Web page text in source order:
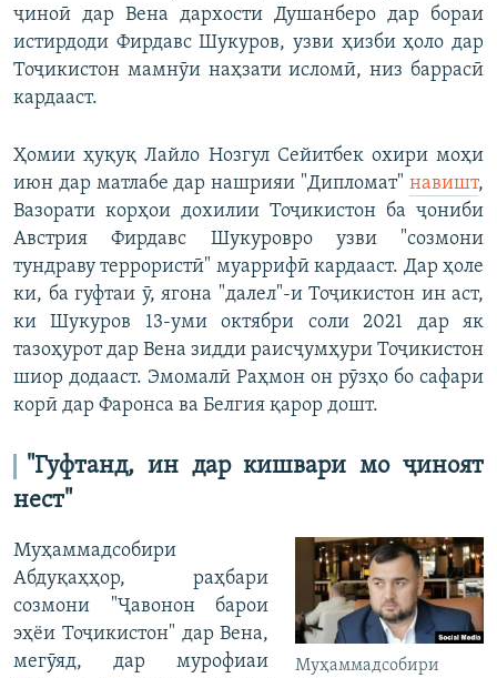
ҷиноӣ дар Вена дархости Душанберо дар бораи
истирдоди Фирдавс Шукуров, узви ҳизби ҳоло дар
Тоҷикистон мамнӯи наҳзати исломӣ, низ баррасӣ
кардааст.
Ҳомии ҳуқуқ Лайло Нозгул Сейитбек охири моҳи
июн дар матлабе дар нашрияи "Дипломат" навишт,
Вазорати корҳои дохилии Тоҷикистон ба ҷониби
Австрия Фирдавс Шукуровро узви "созмони
тундраву террористӣ" муаррифӣ кардааст. Дар ҳоле
ки, ба гуфтаи ӯ, ягона "далел"-и Тоҷикистон ин аст,
ки Шукуров 13-уми октябри соли 2021 дар як
тазоҳурот дар Вена зидди раисҷумҳури Тоҷикистон
шиор додааст. Эмомалӣ Раҳмон он рӯзҳо бо сафари
корӣ дар Фаронса ва Белгия қарор дошт.
"Гуфтанд, ин дар кишвари мо ҷиноят
нест"
Муҳаммадсобири
Муҳаммадсобири
Абдуқаҳҳор, раҳбари
созмони "Ҷавонон барои
эҳёи Тоҷикистон" дар Вена,
мегӯяд, дар мурофиаи